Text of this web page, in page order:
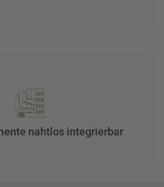
nahtlos integrierbar